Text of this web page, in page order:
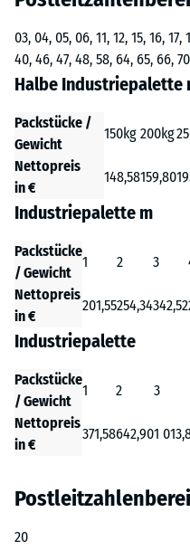
03, 04, 05, 06, 11, 12, 15, 16,
40, 46, 47, 48, 58, 64, 65, 66,
Halbe Industriepalette
Packstücke /
Gewicht
150kg 200kg
Nettopreis
in €
148,58159,80
Industriepalette m
Packstücke
/ Gewicht
1 2 3
Nettopreis
in €
201,55254,34342,52
Industriepalette
Packstücke
/ Gewicht
1 2 3
Nettopreis
in €
371,58642,901
20